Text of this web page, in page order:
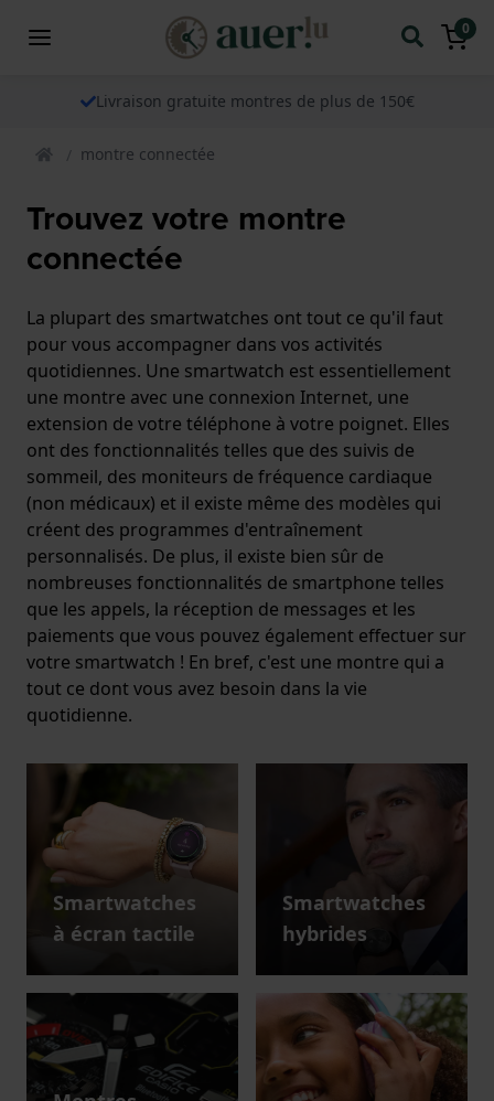
0
Livraison gratuite montres de plus de 150€
montre connectée
Trouvez votre montre
connectée
La plupart des smartwatches ont tout ce qu'il faut
pour vous accompagner dans vos activités
quotidiennes. Une smartwatch est essentiellement
une montre avec une connexion Internet, une
extension de votre téléphone à votre poignet. Elles
ont des fonctionnalités telles que des suivis de
sommeil, des moniteurs de fréquence cardiaque
(non médicaux) et il existe même des modèles qui
créent des programmes d'entraînement
personnalisés. De plus, il existe bien sûr de
nombreuses fonctionnalités de smartphone telles
que les appels, la réception de messages et les
paiements que vous pouvez également effectuer sur
votre smartwatch ! En bref, c'est une montre qui a
tout ce dont vous avez besoin dans la vie
quotidienne.
Smartwatches
à écran tactile
Smartwatches
hybrides